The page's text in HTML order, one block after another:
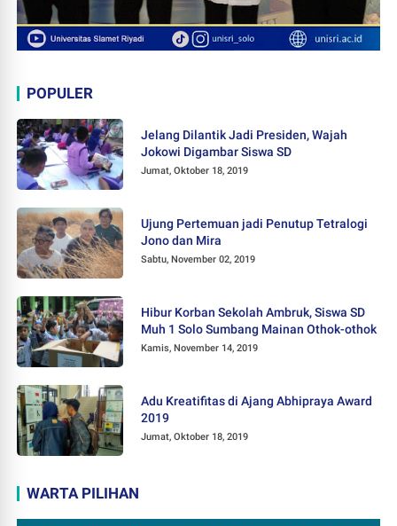
POPULER
Jelang Dilantik Jadi Presiden, Wajah
Jokowi Digambar Siswa SD
Jumat, Oktober 18, 2019
Ujung Pertemuan jadi Penutup Tetralogi
Jono dan Mira
Sabtu, November 02, 2019
Hibur Korban Sekolah Ambruk, Siswa SD
Muh 1 Solo Sumbang Mainan Othok-othok
Kamis, November 14, 2019
Adu Kreatifitas di Ajang Abhipraya Award
2019
Jumat, Oktober 18, 2019
WARTA PILIHAN